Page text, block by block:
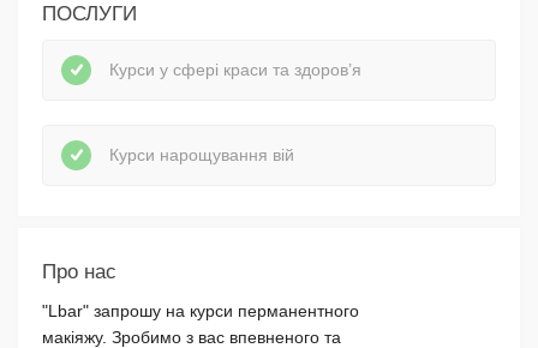
ПОСЛУГИ
Курси у сфері краси та здоров’я
Курси нарощування вій
Про нас
"Lbar" запрошу на курси перманентного
макіяжу. Зробимо з вас впевненого та